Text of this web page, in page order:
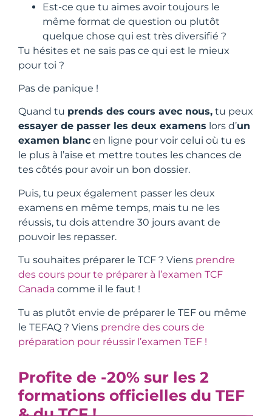
Est-ce que tu aimes avoir toujours le
même format de question ou plutôt
quelque chose qui est très diversifié ?
Tu hésites et ne sais pas ce qui est le mieux
pour toi ?
Pas de panique !
Quand tu prends des cours avec nous, tu peux
essayer de passer les deux examens lors d’un
examen blanc en ligne pour voir celui où tu es
le plus à l’aise et mettre toutes les chances de
tes côtés pour avoir un bon dossier.
Puis, tu peux également passer les deux
examens en même temps, mais tu ne les
réussis, tu dois attendre 30 jours avant de
pouvoir les repasser.
Tu souhaites préparer le TCF ? Viens prendre
des cours pour te préparer à l’examen TCF
Canada comme il le faut !
Tu as plutôt envie de préparer le TEF ou même
le TEFAQ ? Viens prendre des cours de
préparation pour réussir l’examen TEF !
Profite de -20% sur les 2
formations officielles du TEF